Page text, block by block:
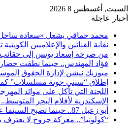
السبت, أغسطس 8 2026
أخبار عاجلة
محمد حماقي يشعل «سعادة
نقابة الفنانين والإعلاميين
من صرخة إسعاد يونس إلى حقائب
فؤاد المهندس.. حينما نطقت
ميوزيك نيشن لإدارة الحقوق
إطلاق “سيني جونة مسلسلات”
اللجنة التي تأكل على موائد
الإسكندرية لأفلام البحر
أبو زعبل 87.. حينما تصبح السينما علاجا للنفس
“كولونيا”.. معركة جروح لا يعترف